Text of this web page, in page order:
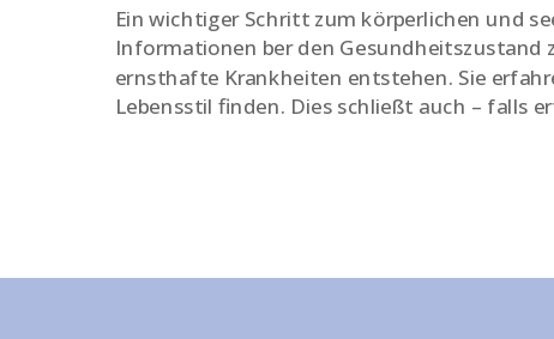
Ein wichtiger Schritt zum körperlichen und
Informationen ber den Gesundheitszustand
ernsthafte Krankheiten entstehen. Sie
Lebensstil finden. Dies schließt auch – falls